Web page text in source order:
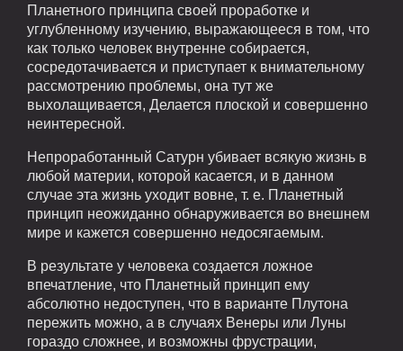
Планетного принципа своей проработке и
углубленному изучению, выражающееся в том, что
как только человек внутренне собирается,
сосредотачивается и приступает к внимательному
рассмотрению проблемы, она тут же
выхолащивается, Делается плоской и совершенно
неинтересной.
Непроработанный Сатурн убивает всякую жизнь в
любой материи, которой касается, и в данном
случае эта жизнь уходит вовне, т. е. Планетный
принцип неожиданно обнаруживается во внешнем
мире и кажется совершенно недосягаемым.
В результате у человека создается ложное
впечатление, что Планетный принцип ему
абсолютно недоступен, что в варианте Плутона
пережить можно, а в случаях Венеры или Луны
гораздо сложнее, и возможны фрустрации,